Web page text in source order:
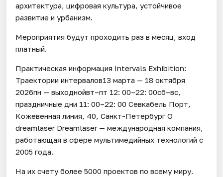
архитектура, цифровая культура, устойчивое
развитие и урбанизм.
Мероприятия будут проходить раз в месяц, вход
платный.
Практическая информация Intervals Exhibition:
Траектории интервалов13 марта — 18 октября
2026пн — выходнойвт–пт 12: 00–22: 00сб–вс,
праздничные дни 11: 00–22: 00 Севкабель Порт,
Кожевенная линия, 40, Санкт-Петербург О
dreamlaser Dreamlaser — международная компания,
работающая в сфере мультимедийных технологий с
2005 года.
На их счету более 5000 проектов по всему миру.